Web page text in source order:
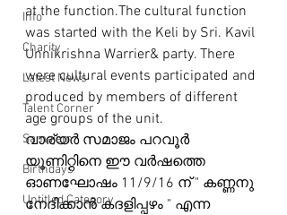
Info
Charity
Latest News
Talent Corner
Samajam
Birthdays
Untitled Category
at the function.The cultural function
was started with the Keli by Sri. Kavil
Unnikrishna Warrier& party. There
were cultural events participated and
produced by members of different
age groups of the unit.
വാര്യർ സമാജം പറവൂർ
യൂണിറ്റിനെ ഈ വർഷത്തെ
ഓണഘോഷം 11/9/16 ന് " കണ്ണനു
നേദിക്കാൻ കദളിപ്പഴം " എന്ന